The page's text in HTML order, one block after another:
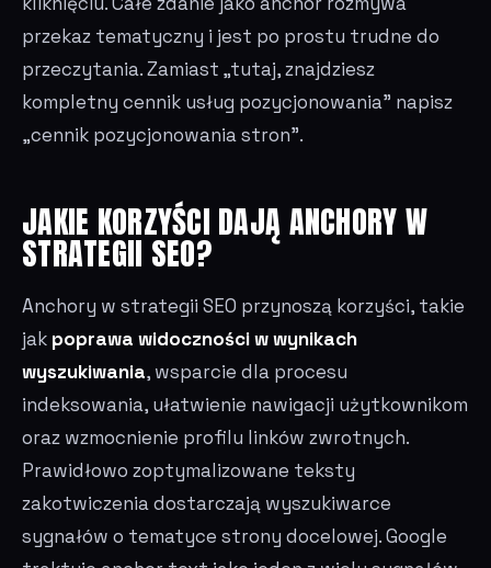
przekaz tematyczny i jest po prostu trudne do
przeczytania. Zamiast „tutaj, znajdziesz
kompletny cennik usług pozycjonowania" napisz
„cennik pozycjonowania stron".
JAKIE KORZYŚCI DAJĄ ANCHORY W
STRATEGII SEO?
Anchory w strategii SEO przynoszą korzyści, takie
jak poprawa widoczności w wynikach
wyszukiwania, wsparcie dla procesu
indeksowania, ułatwienie nawigacji użytkownikom
oraz wzmocnienie profilu linków zwrotnych.
Prawidłowo zoptymalizowane teksty
zakotwiczenia dostarczają wyszukiwarce
sygnałów o tematyce strony docelowej. Google